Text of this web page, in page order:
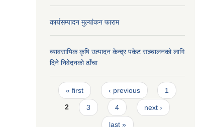
कार्यसम्पादन मुल्यांकन फाराम
व्यावसायिक कृषि उत्पादन केन्द्र पकेट सञ्चालनको लागि
दिने निवेदनको ढाँचा
Pages
« first ‹ previous 1
2 3 4 next ›
last »